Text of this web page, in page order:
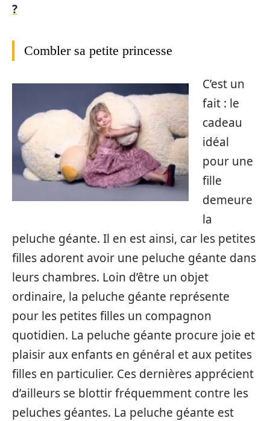
?
Combler sa petite princesse
C’est un
fait : le
cadeau
idéal
pour une
fille
demeure
la
peluche géante. Il en est ainsi, car les petites
filles adorent avoir une peluche géante dans
leurs chambres. Loin d’être un objet
ordinaire, la peluche géante représente
pour les petites filles un compagnon
quotidien. La peluche géante procure joie et
plaisir aux enfants en général et aux petites
filles en particulier. Ces dernières apprécient
d’ailleurs se blottir fréquemment contre les
peluches géantes. La peluche géante est